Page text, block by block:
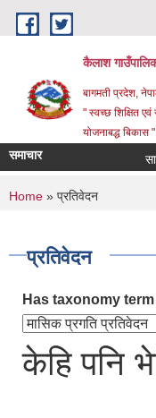
Skip to main content
कैलाश
बागमती प्रदेश,
" स्वच्छ शिक्षित एवं
योजनाबद्ध बिकास "
समाचार
You are here
Home » प्रतिवेदन
प्रतिवेदन
Has taxonomy term
केहि पनि